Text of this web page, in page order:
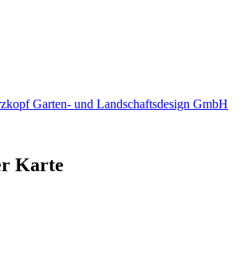
Garten- und Landschaftsdesign GmbH
Karte